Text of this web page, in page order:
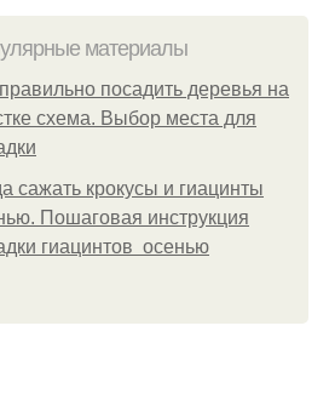
материалы
посадить деревья на
схема. Выбор места для
сажать крокусы и гиацинты
Пошаговая инструкция
гиацинтов осенью